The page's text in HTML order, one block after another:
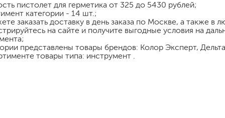
пистолет для герметика от 325 до 5430 рублей;
категории - 14 шт.;
заказать доставку в день заказа по Москве, а также в
на сайте и получите выгодные условия на
представлены товары брендов: Колор Эксперт,
товары типа: инструмент .